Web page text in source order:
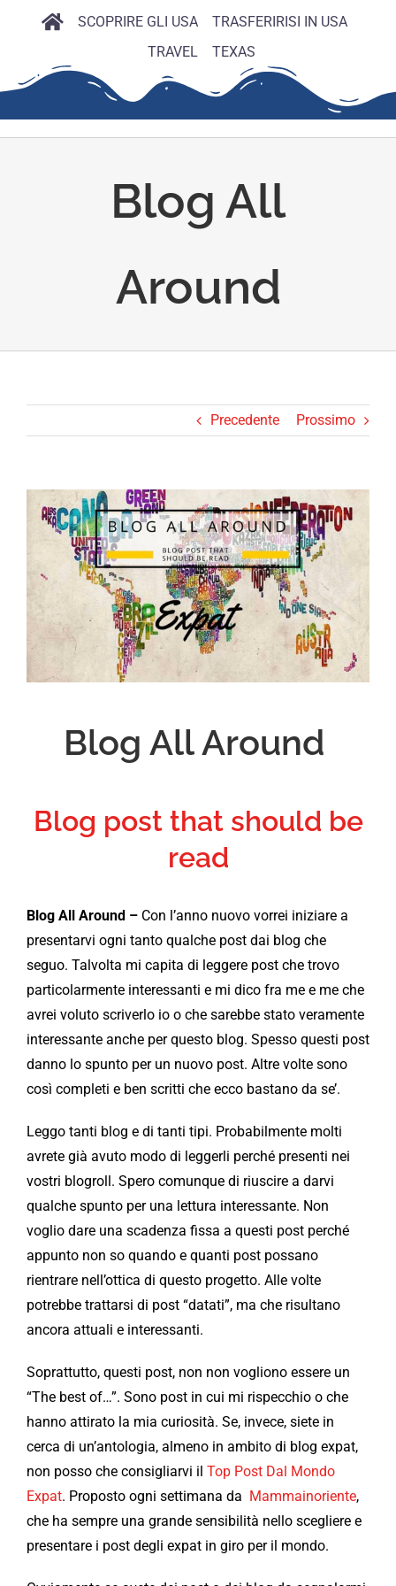
SCOPRIRE GLI USA
TRASFERIRISI IN USA
TRAVEL
TEXAS
Blog All
Around
Precedente Prossimo
Ingrandisci
immagine
Blog All Around
Blog post that should be
read
Blog All Around – Con l’anno nuovo vorrei iniziare a
presentarvi ogni tanto qualche post dai blog che
seguo. Talvolta mi capita di leggere post che trovo
particolarmente interessanti e mi dico fra me e me che
avrei voluto scriverlo io o che sarebbe stato veramente
interessante anche per questo blog. Spesso questi post
danno lo spunto per un nuovo post. Altre volte sono
così completi e ben scritti che ecco bastano da se’.
Leggo tanti blog e di tanti tipi. Probabilmente molti
avrete già avuto modo di leggerli perché presenti nei
vostri blogroll. Spero comunque di riuscire a darvi
qualche spunto per una lettura interessante. Non
voglio dare una scadenza fissa a questi post perché
appunto non so quando e quanti post possano
rientrare nell’ottica di questo progetto. Alle volte
potrebbe trattarsi di post “datati”, ma che risultano
ancora attuali e interessanti.
Soprattutto, questi post, non non vogliono essere un
“The best of…”. Sono post in cui mi rispecchio o che
hanno attirato la mia curiosità. Se, invece, siete in
cerca di un’antologia, almeno in ambito di blog expat,
non posso che consigliarvi il Top Post Dal Mondo
Expat. Proposto ogni settimana da Mammainoriente,
che ha sempre una grande sensibilità nello scegliere e
presentare i post degli expat in giro per il mondo.